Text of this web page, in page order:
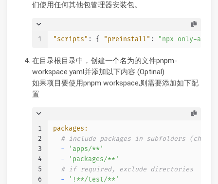
们使用任何其他包管理器安装包。
1 "scripts" : { "preinstall" : "npx only-allow
在目录根目录中，创建一个名为的文件pnpm-
workspace.yaml并添加以下内容 (Optinal)
如果项目要使用pnpm workspace,则需要添加如下配
置
1
2
3
4
5
6
packages:
# include packages in subfolders
-
'apps/**'
-
'packages/**'
# if required, exclude directories
-
'!**/test/**'